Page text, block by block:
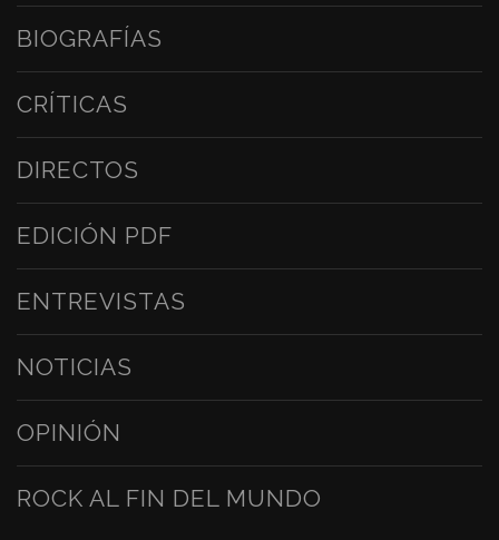
BIOGRAFÍAS
CRÍTICAS
DIRECTOS
EDICIÓN PDF
ENTREVISTAS
NOTICIAS
OPINIÓN
ROCK AL FIN DEL MUNDO